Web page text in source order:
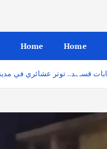
Home
Home
قسـ ـد.. توتر عشائري في